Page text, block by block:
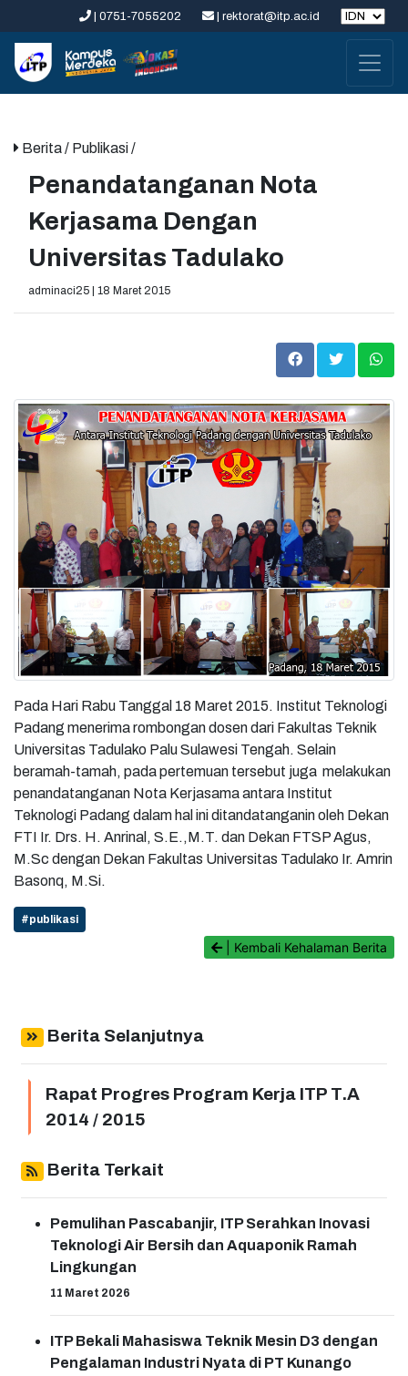
| 0751-7055202 | rektorat@itp.ac.id
Berita/ Publikasi /
Penandatanganan Nota
Kerjasama Dengan
Universitas Tadulako
adminaci25 | 18 Maret 2015
Pada Hari Rabu Tanggal 18 Maret 2015. Institut Teknologi
Padang menerima rombongan dosen dari Fakultas Teknik
Universitas Tadulako Palu Sulawesi Tengah. Selain
beramah-tamah, pada pertemuan tersebut juga melakukan
penandatanganan Nota Kerjasama antara Institut
Teknologi Padang dalam hal ini ditandatanganin oleh Dekan
FTI Ir. Drs. H. Anrinal, S.E.,M.T. dan Dekan FTSP Agus,
M.Sc dengan Dekan Fakultas Universitas Tadulako Ir. Amrin
Basonq, M.Si.
#publikasi
| Kembali Kehalaman Berita
Berita Selanjutnya
Rapat Progres Program Kerja ITP T.A
2014 / 2015
Berita Terkait
Pemulihan Pascabanjir, ITP Serahkan Inovasi
Teknologi Air Bersih dan Aquaponik Ramah
Lingkungan
11 Maret 2026
ITP Bekali Mahasiswa Teknik Mesin D3 dengan
Pengalaman Industri Nyata di PT Kunango